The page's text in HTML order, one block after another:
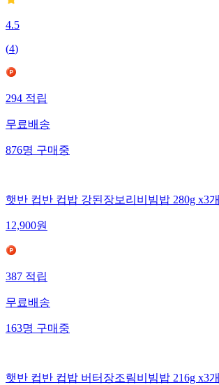
4.5
(4)
294 적립
무료배송
876명 구매중
햇반 컵반 컵밥 강된장보리비빔밥 280g x3개
12,900원
387 적립
무료배송
163명 구매중
햇반 컵반 컵밥 버터장조림비빔밥 216g x3개